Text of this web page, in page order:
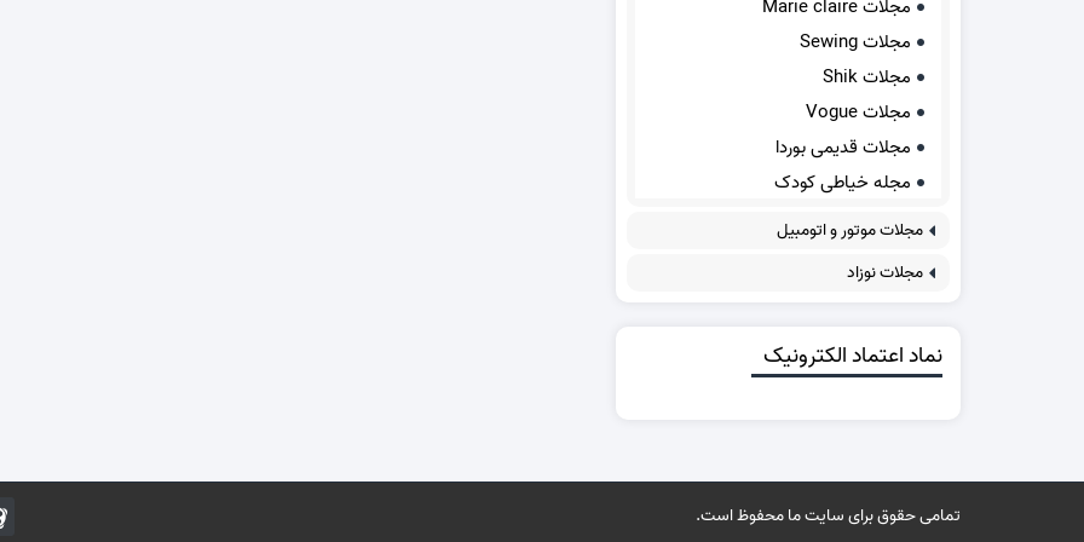
مجلات Marie claire
مجلات Sewing
مجلات Shik
مجلات Vogue
مجلات قدیمی بوردا
مجله خیاطی کودک
مجلات موتور و اتومبیل
مجلات نوزاد
نماد اعتماد الکترونیک
تمامی حقوق برای سایت ما محفوظ است.